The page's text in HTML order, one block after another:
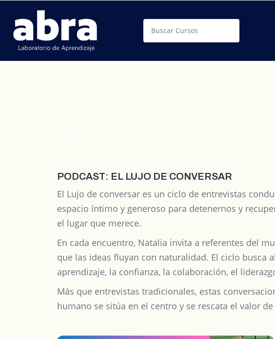
Buscar
PODCAST: EL LUJO DE CONVERSAR
El Lujo de conversar es un ciclo de entrevistas
espacio íntimo y generoso para detenernos y
el lugar que merece.
En cada encuentro, Natalia invita a referentes del
que las ideas fluyan con naturalidad. El ciclo busca
aprendizaje, la confianza, la colaboración, el
Más que entrevistas tradicionales, estas
humano se sitúa en el centro y se rescata el valor